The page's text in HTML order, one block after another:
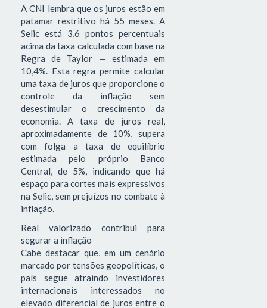
A CNI lembra que os juros estão em
patamar restritivo há 55 meses. A
Selic está 3,6 pontos percentuais
acima da taxa calculada com base na
Regra de Taylor — estimada em
10,4%. Esta regra permite calcular
uma taxa de juros que proporcione o
controle da inflação sem
desestimular o crescimento da
economia. A taxa de juros real,
aproximadamente de 10%, supera
com folga a taxa de equilíbrio
estimada pelo próprio Banco
Central, de 5%, indicando que há
espaço para cortes mais expressivos
na Selic, sem prejuízos no combate à
inflação.
Real valorizado contribui para
segurar a inflação
Cabe destacar que, em um cenário
marcado por tensões geopolíticas, o
país segue atraindo investidores
internacionais interessados no
elevado diferencial de juros entre o